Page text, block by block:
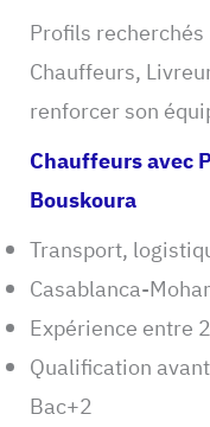
Profils recherchés
Chauffeurs,
renforcer son
Chauffeurs avec
Bouskoura
Transport,
Casablanca-
Expérience entre
Qualification
Bac+2